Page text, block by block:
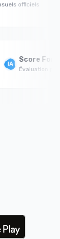
officiels
Score
Évaluation